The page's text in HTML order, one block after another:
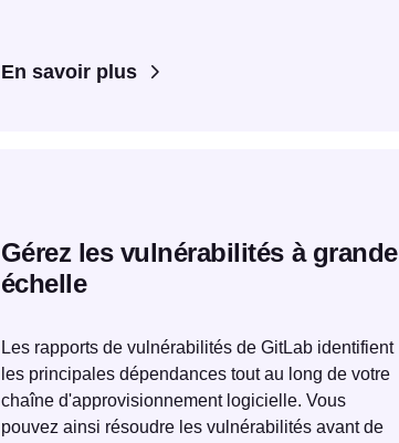
En savoir plus
Gérez les vulnérabilités à grande
échelle
Les rapports de vulnérabilités de GitLab identifient
les principales dépendances tout au long de votre
chaîne d'approvisionnement logicielle. Vous
pouvez ainsi résoudre les vulnérabilités avant de